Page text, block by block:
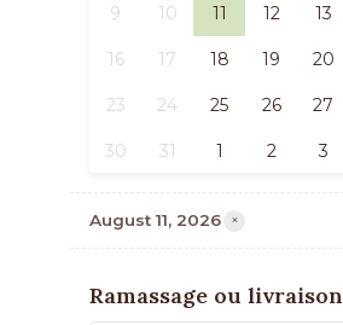
9 10 11 12 13
16 17 18 19 20
23 24 25 26 27
30 31 1 2 3
August 11, 2026 ×
Ramassage ou livraison